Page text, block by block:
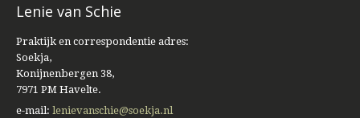
Lenie van Schie
Praktijk en correspondentie adres:
Soekja,
Konijnenbergen 38,
7971 PM Havelte.
e-mail: lenievanschie@soekja.nl